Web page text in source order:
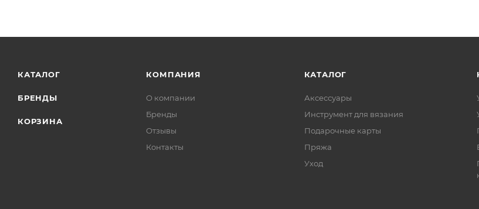
КАТАЛОГ
БРЕНДЫ
КОРЗИНА
КОМПАНИЯ
О компании
Бренды
Отзывы
Контакты
КАТАЛОГ
Аксессуары
Инструмент для вязания
Подарочные карты
Пряжа
Уход